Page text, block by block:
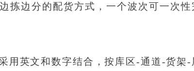
拣边分的配货方式，一个波次可一次性
用英文和数字结合，按库区-通道-货架-